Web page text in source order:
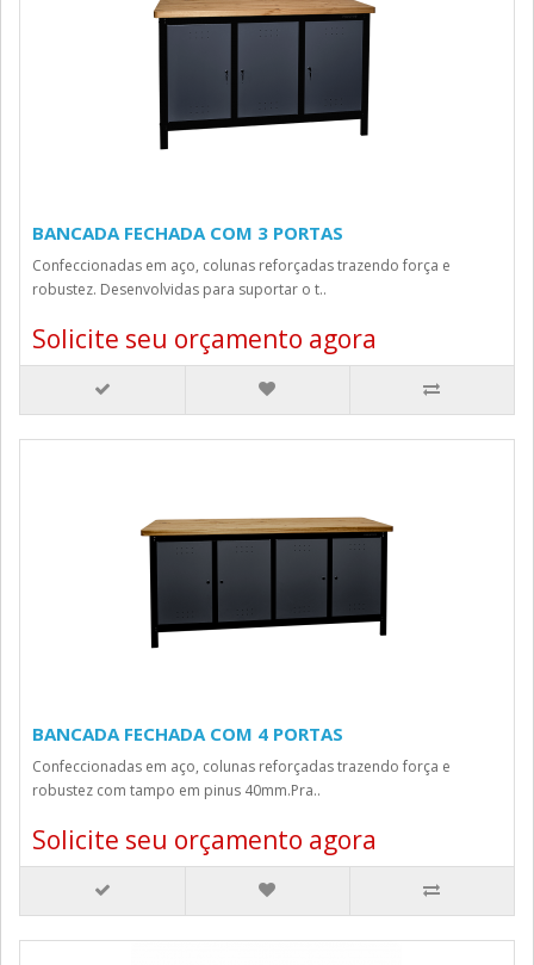
BANCADA FECHADA COM 3 PORTAS
Confeccionadas em aço, colunas reforçadas trazendo força e
robustez. Desenvolvidas para suportar o t..
Solicite seu orçamento agora
BANCADA FECHADA COM 4 PORTAS
Confeccionadas em aço, colunas reforçadas trazendo força e
robustez com tampo em pinus 40mm.Pra..
Solicite seu orçamento agora